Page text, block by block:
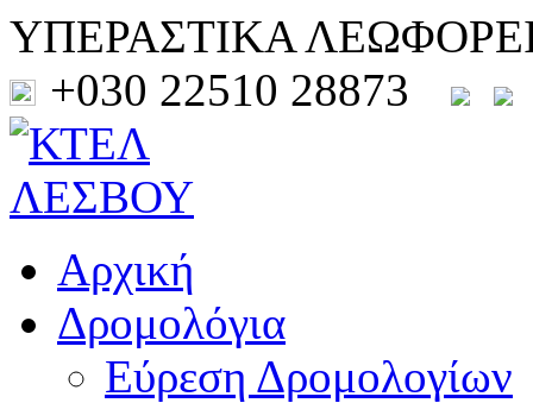
ΥΠΕΡΑΣΤΙΚΑ
+030 22510 28873
Αρχική
Δρομολόγια
Εύρεση Δρομολογίων